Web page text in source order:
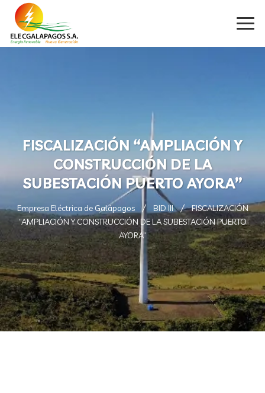
FISCALIZACIÓN “AMPLIACIÓN Y
CONSTRUCCIÓN DE LA
SUBESTACIÓN PUERTO AYORA”
Empresa Eléctrica de Galápagos BID III
FISCALIZACIÓN
“AMPLIACIÓN Y CONSTRUCCIÓN DE LA SUBESTACIÓN PUERTO
AYORA”